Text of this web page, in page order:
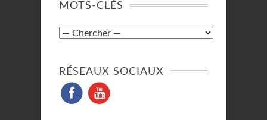
MOTS-CLÉS
RÉSEAUX SOCIAUX